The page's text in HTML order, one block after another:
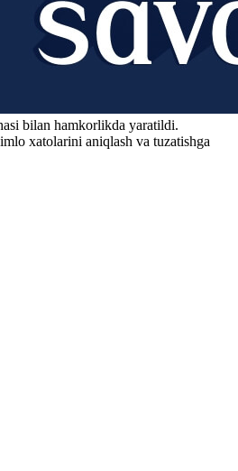
bilan hamkorlikda yaratildi.
xatolarini aniqlash va tuzatishga